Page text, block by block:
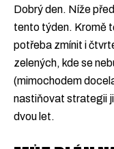
Podpořte
Dobrý den. Níže
tento týden. Kromě
potřeba zmínit i
zelených, kde se
(mimochodem
nastiňovat strategii
dvou let.